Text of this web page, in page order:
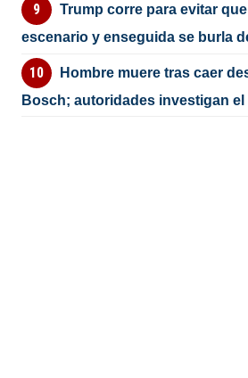
Trump corre para evitar
escenario y enseguida se burla
Hombre muere tras caer
Bosch; autoridades investigan